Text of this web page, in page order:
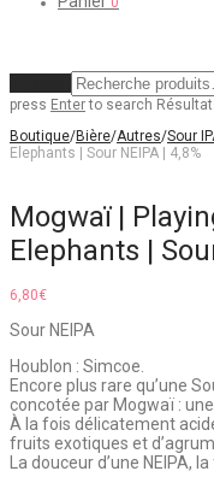
press Enterto search
Boutique/Bière/Autres/Sour
Elephants | Sour NEIPA | 4,8%
Mogwaï |
Elephants |
6,80€
Sour NEIPA
Houblon : Simcoe.
Encore plus rare qu’une
concotée par Mogwaï : une
À la fois délicatement
fruits exotiques et
La douceur d’une NEIPA,